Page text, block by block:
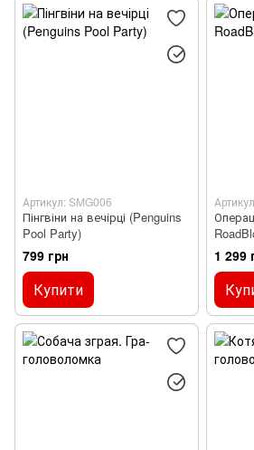
Артикул: SMG006
Пінгвіни на вечірці (Penguins
Pool Party)
799 грн
Купити
1 299